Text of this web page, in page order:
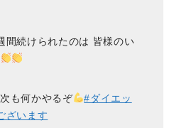
間続けられたのは 皆様のい
も何かやるぞ
#ダイエッ
ざいます